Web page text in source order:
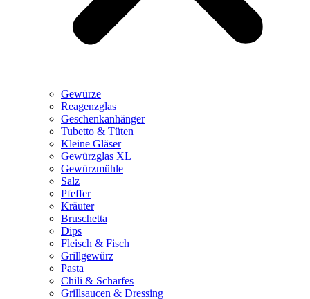
Gewürze
Reagenzglas
Geschenkanhänger
Tubetto & Tüten
Kleine Gläser
Gewürzglas XL
Gewürzmühle
Salz
Pfeffer
Kräuter
Bruschetta
Dips
Fleisch & Fisch
Grillgewürz
Pasta
Chili & Scharfes
Grillsaucen & Dressing